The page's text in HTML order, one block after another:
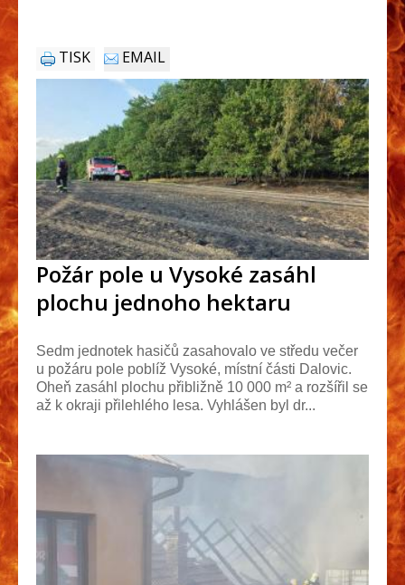
EMAIL
TISK
Požár pole u Vysoké zasáhl
plochu jednoho hektaru
Sedm jednotek hasičů zasahovalo ve středu večer
u požáru pole poblíž Vysoké, místní části Dalovic.
Oheň zasáhl plochu přibližně 10 000 m² a rozšířil se
až k okraji přilehlého lesa. Vyhlášen byl dr...